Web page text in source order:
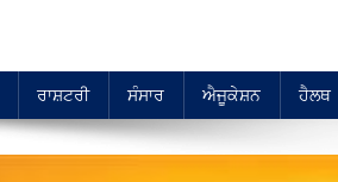
ਰਾਸ਼ਟਰੀ ਸੰਸਾਰ ਐਜੂਕੇਸ਼ਨ ਹੈਲਥ